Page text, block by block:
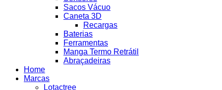
Sacos Vácuo
Caneta 3D
Recargas
Baterias
Ferramentas
Manga Termo Retrátil
Abraçadeiras
Home
Marcas
Lotactree